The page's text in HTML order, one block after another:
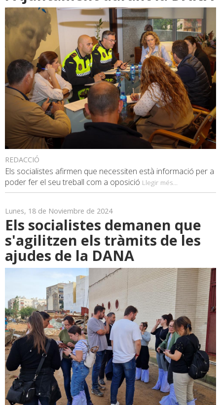
REDACCIÓ
Els socialistes afirmen que necessiten està informació per a
poder fer el seu treball com a oposició Llegir més...
Lunes, 18 de Noviembre de 2024
Els socialistes demanen que
s'agilitzen els tràmits de les
ajudes de la DANA